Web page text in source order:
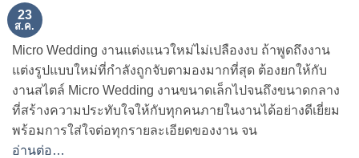
23
ส.ค.
Micro Wedding งานแต่งแนวใหม่ไม่เปลืองงบ ถ้าพูดถึงงาน
แต่งรูปแบบใหม่ที่กำลังถูกจับตามองมากที่สุด ต้องยกให้กับ
งานสไตล์ Micro Wedding งานขนาดเล็กไปจนถึงขนาดกลาง
ที่สร้างความประทับใจให้กับทุกคนภายในงานได้อย่างดีเยี่ยม
พร้อมการใส่ใจต่อทุกรายละเอียดของงาน จน
อ่านต่อ…